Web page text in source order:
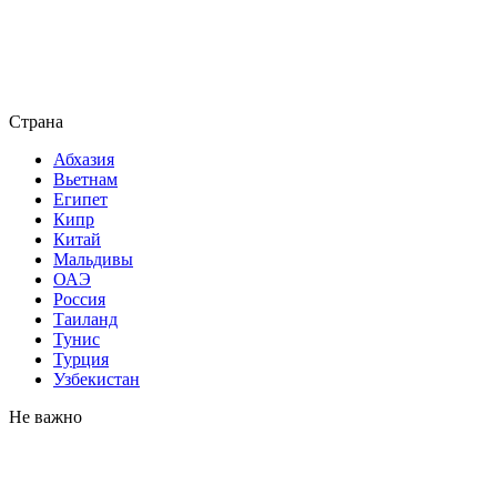
Страна
Абхазия
Вьетнам
Египет
Кипр
Китай
Мальдивы
ОАЭ
Россия
Таиланд
Тунис
Турция
Узбекистан
Не важно